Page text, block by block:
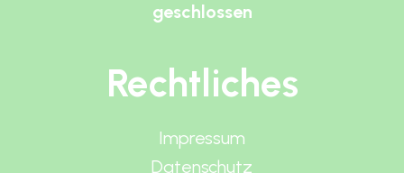
geschlossen
Rechtliches
Impressum
Datenschutz